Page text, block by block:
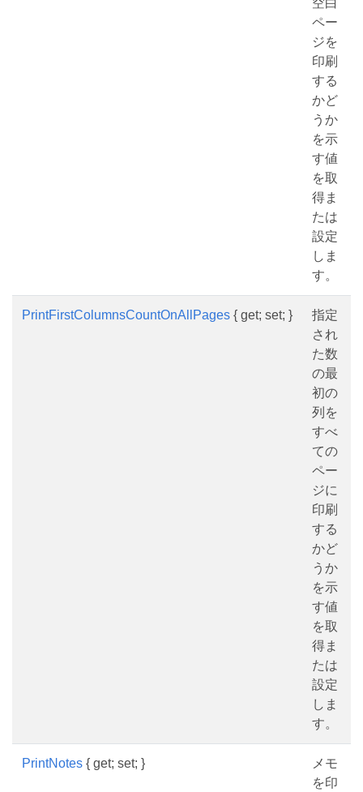
空白
ペー
ジを
印刷
する
かど
うか
を示
す値
を取
得ま
たは
設定
しま
す。
PrintFirstColumnsCountOnAllPages { get; set; }
指定
され
た数
の最
初の
列を
すべ
ての
ペー
ジに
印刷
する
かど
うか
を示
す値
を取
得ま
たは
設定
しま
す。
PrintNotes { get; set; }
メモ
を印